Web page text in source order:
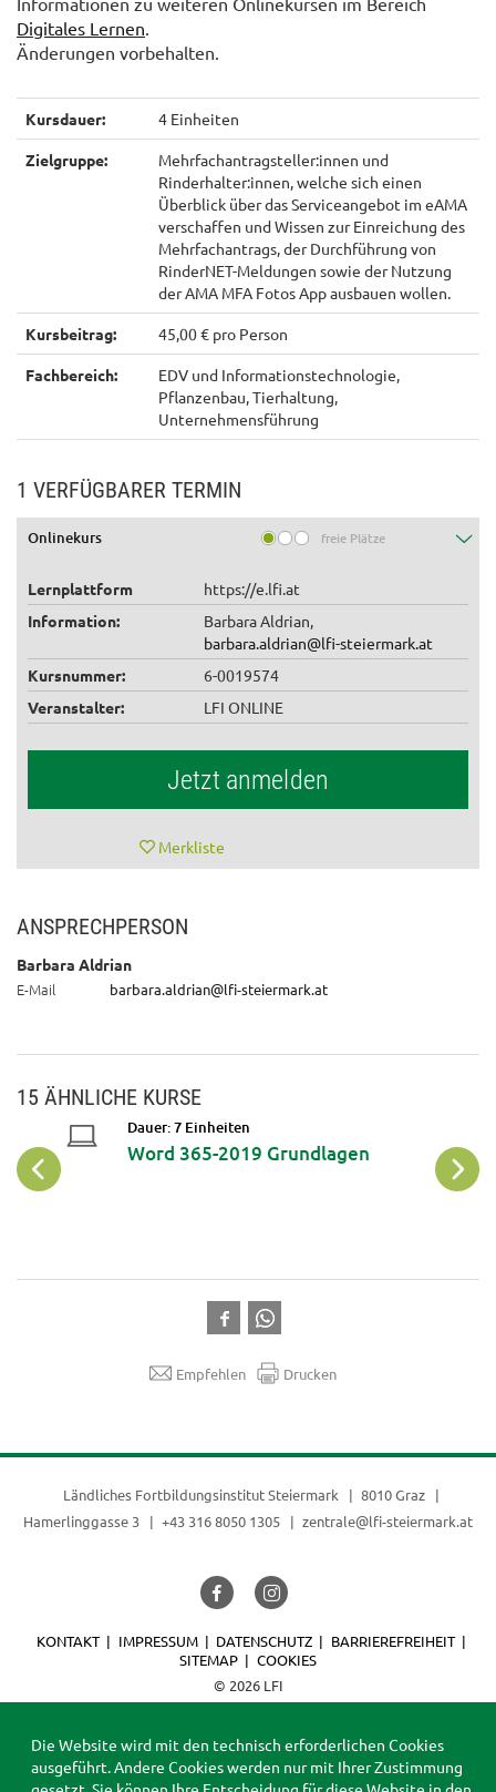
Digitales Lernen.
Änderungen vorbehalten.
Kursdauer: 4 Einheiten
Zielgruppe:
Mehrfachantragsteller:innen und
Rinderhalter:innen, welche sich einen
Überblick über das Serviceangebot im eAMA
verschaffen und Wissen zur Einreichung des
Mehrfachantrags, der Durchführung von
RinderNET-Meldungen sowie der Nutzung
der AMA MFA Fotos App ausbauen wollen.
Kursbeitrag: 45,00 € pro Person
Fachbereich:
EDV und Informationstechnologie,
Pflanzenbau, Tierhaltung,
Unternehmensführung
1 VERFÜGBARER TERMIN
Onlinekurs freie Plätze
Lernplattform
https://e.lfi.at
Information:
Barbara Aldrian,
barbara.aldrian@lfi-steiermark.at
Kursnummer:
6-0019574
Veranstalter:
LFI ONLINE
Jetzt anmelden
Merkliste
ANSPRECHPERSON
Barbara Aldrian
E-Mail barbara.aldrian@lfi-steiermark.at
15 ÄHNLICHE KURSE
Dauer: 7 Einheiten
Word 365-2019 Grundlagen
Empfehlen Drucken
Ländliches Fortbildungsinstitut Steiermark
8010 Graz
Hamerlinggasse 3
+43 316 8050 1305 zentrale@lfi-steiermark.at
© 2026 LFI
KONTAKT IMPRESSUM DATENSCHUTZ
BARRIEREFREIHEIT
SITEMAP
COOKIES
Die Website wird mit den technisch erforderlichen Cookies
ausgeführt. Andere Cookies werden nur mit Ihrer Zustimmung